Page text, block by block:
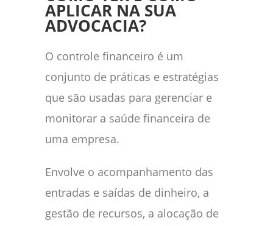
APLICAR NA SUA
ADVOCACIA?
O controle financeiro é um
conjunto de práticas e estratégias
que são usadas para gerenciar e
monitorar a saúde financeira de
uma empresa.
Envolve o acompanhamento das
entradas e saídas de dinheiro, a
gestão de recursos, a alocação de